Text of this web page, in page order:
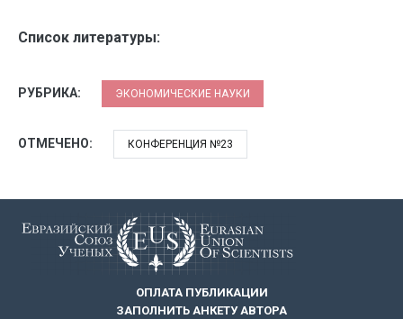
Список литературы:
РУБРИКА: ЭКОНОМИЧЕСКИЕ НАУКИ
ОТМЕЧЕНО: КОНФЕРЕНЦИЯ №23
ОПЛАТА ПУБЛИКАЦИИ
ЗАПОЛНИТЬ АНКЕТУ АВТОРА